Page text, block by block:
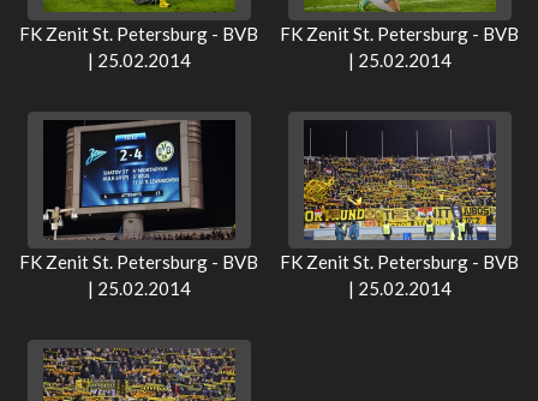
FK Zenit St. Petersburg - BVB
| 25.02.2014
FK Zenit St. Petersburg - BVB
| 25.02.2014
FK Zenit St. Petersburg - BVB
| 25.02.2014
FK Zenit St. Petersburg - BVB
| 25.02.2014